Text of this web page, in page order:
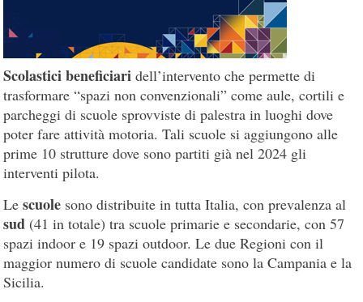
Scolastici beneficiari dell’intervento che permette di
trasformare “spazi non convenzionali” come aule, cortili e
parcheggi di scuole sprovviste di palestra in luoghi dove
poter fare attività motoria. Tali scuole si aggiungono alle
prime 10 strutture dove sono partiti già nel 2024 gli
interventi pilota.
Lescuole sono distribuite in tutta Italia, con prevalenza al
sud (41 in totale) tra scuole primarie e secondarie, con 57
spazi indoor e 19 spazi outdoor. Le due Regioni con il
maggior numero di scuole candidate sono la Campania e la
Sicilia.